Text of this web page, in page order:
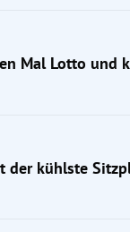
Ist der
Mal Lotto und
der kühlste